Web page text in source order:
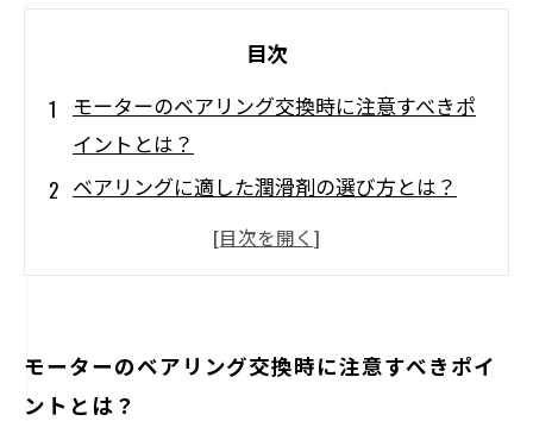
目次
モーターのベアリング交換時に注意すべきポ
イントとは？
ベアリングに適した潤滑剤の選び方とは？
ベアリングの外側のゴムシールを取り外す方
法とは？
ベアリングの故障を防ぐ定期的なメンテナン
モーターのベアリング交換時に注意すべきポイ
ントとは？